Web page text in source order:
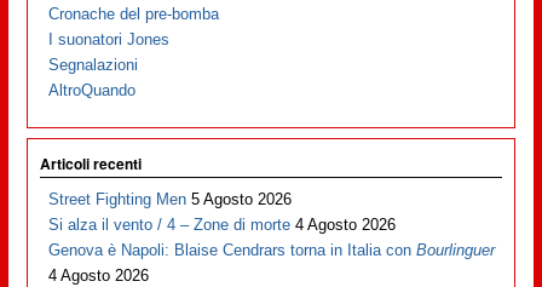
Cronache del pre-bomba
I suonatori Jones
Segnalazioni
AltroQuando
Articoli recenti
Street Fighting Men 5 Agosto 2026
Si alza il vento / 4 – Zone di morte 4 Agosto 2026
Genova è Napoli: Blaise Cendrars torna in Italia conBourlinguer
4 Agosto 2026